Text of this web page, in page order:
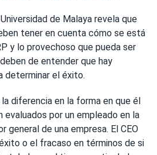
de Malaya revela que
tener en cuenta cómo se está
y lo provechoso que pueda ser
de entender que hay
determinar el éxito.
diferencia en la forma en que él
por un empleado en la
general de una empresa. El CEO
o el fracaso en términos de si